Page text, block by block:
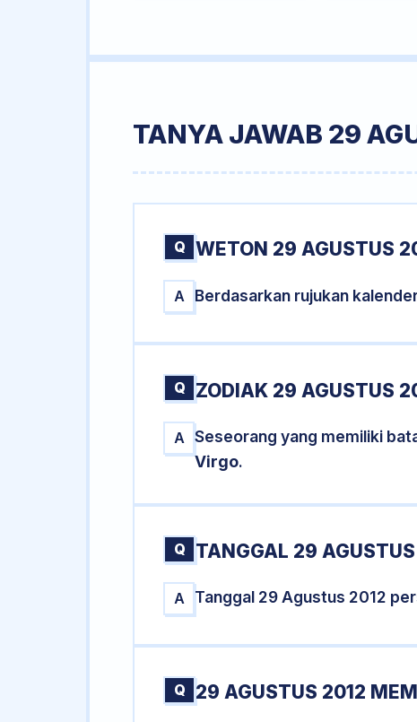
TANYA JAWAB 29
Q WETON 29 AGUSTUS
A Berdasarkan rujukan
Q ZODIAK 29 AGUSTUS
A Seseorang yang memiliki
Virgo.
Q TANGGAL 29
A Tanggal 29 Agustus 2012
Q 29 AGUSTUS 2012